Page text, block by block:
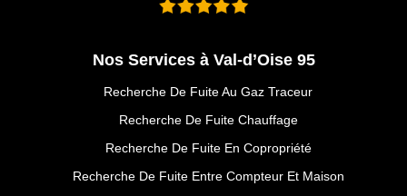
Nos Services à Val-d’Oise 95
Recherche De Fuite Au Gaz Traceur
Recherche De Fuite Chauffage
Recherche De Fuite En Copropriété
Recherche De Fuite Entre Compteur Et Maison